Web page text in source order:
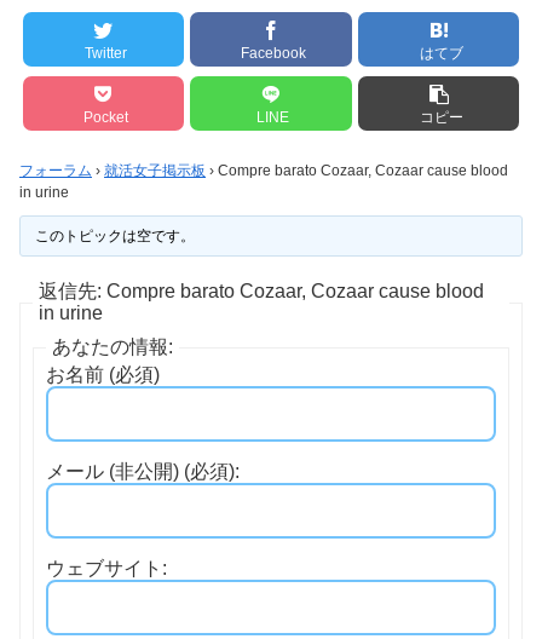
Twitter Facebook はてブ
Pocket LINE コピー
フォーラム › 就活女子掲示板 › Compre barato Cozaar, Cozaar cause blood
in urine
このトピックは空です。
返信先: Compre barato Cozaar, Cozaar cause blood
in urine
あなたの情報:
お名前 (必須)
メール (非公開) (必須):
ウェブサイト: